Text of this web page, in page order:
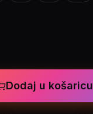
Dodaj u košaricu